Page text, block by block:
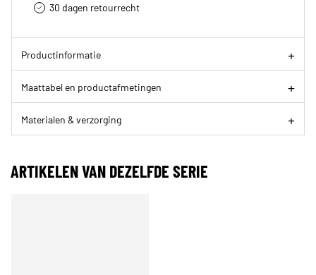
30 dagen retourrecht­
Productinformatie
Maattabel en productafmetingen
Materialen & verzorging
ARTIKELEN VAN DEZELFDE SERIE